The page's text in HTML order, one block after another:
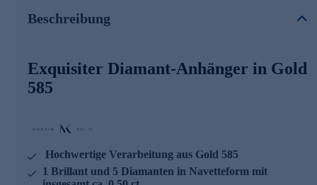
hochglanzpolierte Gold 585 bildet einen wunderbaren
zusätzlichen Glanz und unterstreicht seine edle Erscheinung.
Mit einer Länge von ca. 17,5 mm und einer Breite von ca.
13,0 mm ist dieser Anhänger ein dezenter, aber dennoch
Eleganz und Raffinesse perfekt vereint und Ihren
Beschreibung
Exquisiter Diamant-Anhänger in Gold
585
Hochwertige Verarbeitung aus Gold 585
1 Brillant und 5 Diamanten in Navetteform mit